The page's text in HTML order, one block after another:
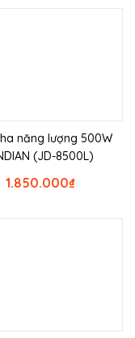
năng lượng 500W
(JD-8500L)
₫
1.850.000